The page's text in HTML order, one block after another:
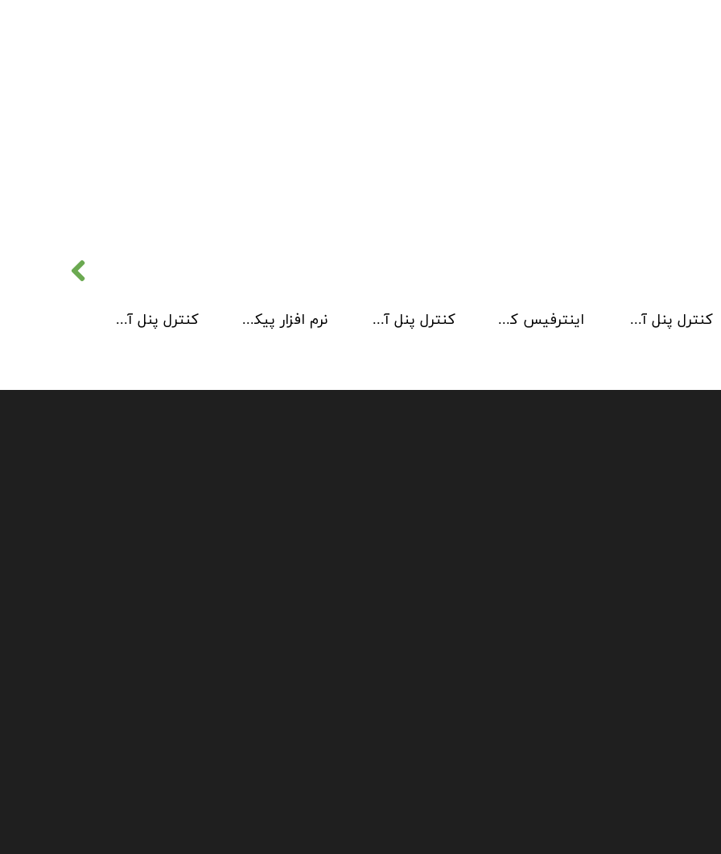
کنترل پنل آدرس پذیر Kentec مدل Taktis 4 Loop نرم افزار پیکربندی سیستم آدرس پذیر 2 Loop Explorer کنترل پنل آدرس پذیر Kentec مدل Taktis 6 Loop اینترفیس کنترلر آژیر Kentec کنترل پنل آدرس پذیر Kentec مدل Taktis 8 Loop